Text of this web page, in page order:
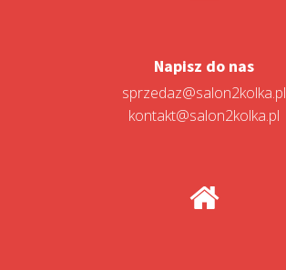
Napisz do nas
sprzedaz@salon2kolka.pl
kontakt@salon2kolka.pl